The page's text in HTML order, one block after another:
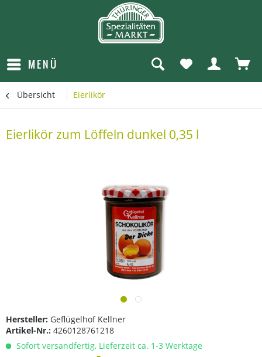
MENÜ
Übersicht Eierlikör
Eierlikör zum Löffeln dunkel 0,35 l
Hersteller: Geflügelhof Kellner
Artikel-Nr.: 4260128761218
Sofort versandfertig, Lieferzeit ca. 1-3 Werktage